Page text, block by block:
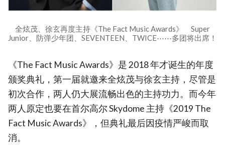
全炫茂、徐玄再度主持《The Fact Music Awards》 Super
Junior、防弹少年团、SEVENTEEN、TWICE⋯⋯多团将出席！
《The Fact Music Awards》是 2018 年才诞生的年度
颁奖典礼，第一届就邀来全炫茂与徐玄主持，尽管是
初次合作，两人仍大展流畅出色的主持功力。而今年
两人原定也要在首尔高尔 Skydome 主持《2019 The
Fact Music Awards》，但典礼最后因疫情严峻而取
消。